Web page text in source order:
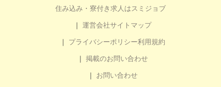
住み込み・寮付き求人はスミジョブ
運営会社サイトマップ
プライバシーポリシー利用規約
掲載のお問い合わせ
お問い合わせ